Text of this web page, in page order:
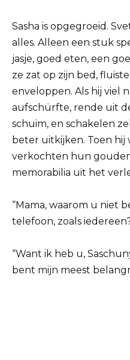
Sasha is opgegroeid.
alles. Alleen een stuk
jasje, goed eten, een
ze zat op zijn bed,
enveloppen. Als hij viel
aufschürfte, rende uit
schuim, en schakelen
beter uitkijken. Toen hij
verkochten hun
memorabilia uit het
“Mama, waarom u niet
telefoon, zoals
“Want ik heb u,
bent mijn meest